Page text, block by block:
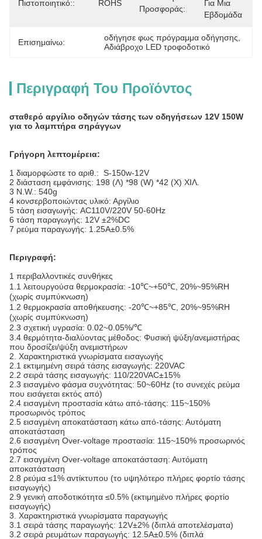
Πιστοποιητικό:: ROHS
Προσφοράς:
Για Μια
Εβδομάδα
Επισημαίνω: οδήγησε φως πρόγραμμα οδήγησης
Αδιάβροχο LED τροφοδοτικό
Περιγραφή Του Προϊόντος
σταθερό αργίλιο οδηγών τάσης των οδηγήσεων 12V 150W
για το λαμπτήρα σηράγγων
Γρήγορη λεπτομέρεια:
1 διαμορφώστε το αριθ.: S-150w-12V
2 διάσταση εμφάνισης: 198 (Λ) *98 (W) *42 (Χ) ΧΙΛ.
3 N.W.: 540g
4 κονσερβοποιώντας υλικό: Αργίλιο
5 τάση εισαγωγής: AC110V/220V 50-60Hz
6 τάση παραγωγής: 12V ±2%DC
7 ρεύμα παραγωγής: 1.25A±0.5%
Περιγραφή:
1 περιβαλλοντικές συνθήκες
1.1 λειτουργούσα θερμοκρασία: -10℃~+50℃, 20%~95%RH
(χωρίς συμπύκνωση)
1.2 θερμοκρασία αποθήκευσης: -20℃~+85℃, 20%~95%RH
(χωρίς συμπύκνωση)
2.3 σχετική υγρασία: 0.02~0.05%/℃
3.4 θερμότητα-διαλύοντας μέθοδος: Φυσική ψύξη/ανεμιστήρας
που δροσίζει/ψύξη ανεμιστήρων
2. Χαρακτηριστικά γνωρίσματα εισαγωγής
2.1 εκτιμημένη σειρά τάσης εισαγωγής: 220VAC
2.2 σειρά τάσης εισαγωγής: 110/220VAC±15%
2.3 εισαγμένο φάσμα συχνότητας: 50~60Hz (το συνεχές ρεύμα
που εισάγεται εκτός από)
2.4 εισαγμένη προστασία κάτω από-τάσης: 115~150%
προσωρινός τρόπος
2.5 εισαγμένη αποκατάσταση κάτω από-τάσης: Αυτόματη
αποκατάσταση
2.6 εισαγμένη Over-voltage προστασία: 115~150% προσωρινός
τρόπος
2.7 εισαγμένη Over-voltage αποκατάσταση: Αυτόματη
αποκατάσταση
2.8 ρεύμα ≤1% αντίκτυπου (το υψηλότερο πλήρες φορτίο τάσης
εισαγωγής)
2.9 γενική αποδοτικότητα ≤0.5% (εκτιμημένο πλήρες φορτίο
εισαγωγής)
3. Χαρακτηριστικά γνωρίσματα παραγωγής
3.1 σειρά τάσης παραγωγής: 12V±2% (διπλά αποτελέσματα)
3.2 σειρά ρευμάτων παραγωγής: 12.5A±0.5% (διπλά